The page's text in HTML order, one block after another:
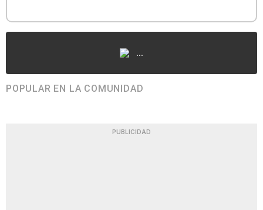
...
POPULAR EN LA COMUNIDAD
PUBLICIDAD